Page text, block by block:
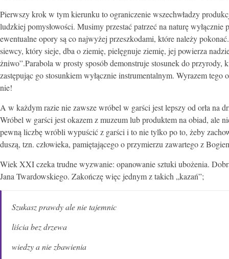
Pierwszy krok w tym kierunku to ograniczenie wszechwładzy
ludzkiej pomysłowości. Musimy przestać patrzeć na naturę
ewentualne opory są co najwyżej przeszkodami, które należy
siewcy, który sieje, dba o ziemię, pielęgnuje ziemię, jej powierza
żniwo”.Parabola w prosty sposób demonstruje stosunek do
zastępując go stosunkiem wyłącznie instrumentalnym. Wyrazem
nie!
A w każdym razie nie zawsze wróbel w garści jest lepszy od orła na
Wróbel w garści jest okazem z muzeum lub produktem na obiad, ale
pewną liczbę wróbli wypuścić z garści i to nie tylko po to, żeby
duszą, tzn. człowieka, pamiętającego o przymierzu zawartego z
Wiek XXI czeka trudne wyzwanie: opanowanie sztuki ubożenia.
Jana Twardowskiego. Zakończę więc jednym z takich „kazań”;
Szukasz prawdy ale nie tajemnic
liścia bez drzewa
wiedzy a nie zbawienia